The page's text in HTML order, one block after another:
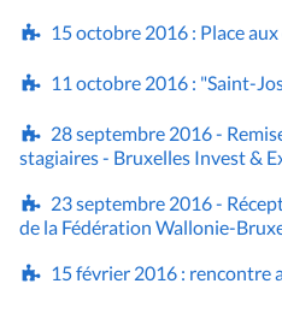
15 octobre 2016 : Place
11 octobre 2016 : "Saint-
28 septembre 2016 -
stagiaires - Bruxelles Invest &
23 septembre 2016 -
de la Fédération Wallonie-
15 février 2016 : rencontre